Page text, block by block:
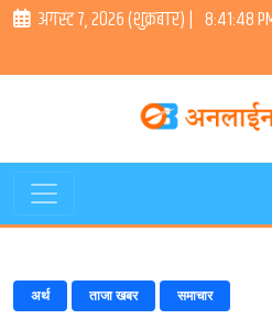
अगस्ट ७, २०२६ (शुक्रबार) | 8:41:49
अर्थ ताजा खबर समाचार